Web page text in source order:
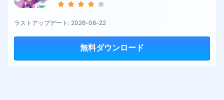
ラストアップデート: 2026-06-22
無料ダウンロード